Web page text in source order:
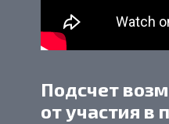
Подсчет
от участия в